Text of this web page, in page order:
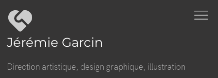
Jérémie Garcin
Direction artistique, design graphique, illustration